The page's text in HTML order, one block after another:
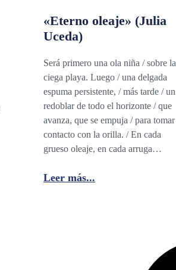
«Eterno oleaje» (Julia
Uceda)
Será primero una ola niña / sobre la
ciega playa. Luego / una delgada
espuma persistente, / más tarde / un
redoblar de todo el horizonte / que
avanza, que se empuja / para tomar
contacto con la orilla. / En cada
grueso oleaje, en cada arruga…
Leer más...